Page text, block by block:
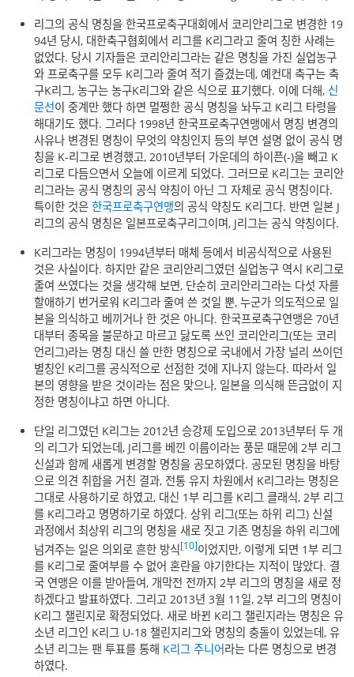
리그의 공식 명칭을 한국프로축구대회에서 코리안리그로 변경한 19
94년 당시, 대한축구협회에서 리그를 K리그라고 줄여 칭한 사례는
없었다. 당시 기자들은 코리안리그라는 같은 명칭을 가진 실업농구
와 프로축구를 모두 K리그라 줄여 적기 즐겼는데, 예컨대 축구는 축
구K리그, 농구는 농구K리그와 같은 식으로 표기했다. 이에 더해, 신
문선이 중계만 했다 하면 멀쩡한 공식 명칭을 놔두고 K리그 타령을
해대기도 했다. 그러다 1998년 한국프로축구연맹에서 명칭 변경의
사유나 변경된 명칭이 무엇의 약칭인지 등의 부연 설명 없이 공식 명
칭을 K-리그로 변경했고, 2010년부터 가운데의 하이픈(-)을 빼고 K
리그로 다듬으면서 오늘에 이르게 되었다. 그러므로 K리그는 코리안
리그라는 공식 명칭의 공식 약칭이 아닌 그 자체로 공식 명칭이다.
특이한 것은한국프로축구연맹의 공식 약칭도 K리그다. 반면 일본 J
리그의 공식 명칭은 일본프로축구리그이며, J리그는 공식 약칭이다.
K리그라는 명칭이 1994년부터 매체 등에서 비공식적으로 사용된
것은 사실이다. 하지만 같은 코리안리그였던 실업농구 역시 K리그로
줄여 쓰였다는 것을 생각해 보면, 단순히 코리안리그라는 다섯 자를
할애하기 번거로워 K리그라 줄여 쓴 것일 뿐, 누군가 의도적으로 일
본을 의식하고 베끼거나 한 것은 아니다. 한국프로축구연맹은 70년
대부터 종목을 불문하고 마르고 닳도록 쓰인 코리안리그(또는 코리
언리그)라는 명칭 대신 쓸 만한 명칭으로 국내에서 가장 널리 쓰이던
별칭인 K리그를 공식적으로 선점한 것에 지나지 않는다. 따라서 일
본의 영향을 받은 것이라는 점은 맞으나, 일본을 의식해 뜬금없이 지
정한 명칭이냐고 하면 아니다.
단일 리그였던 K리그는 2012년 승강제 도입으로 2013년부터 두 개
의 리그가 되었는데, J리그를 베낀 이름이라는 풍문 때문에 2부 리그
신설과 함께 새롭게 변경할 명칭을 공모하였다. 공모된 명칭을 바탕
으로 의견 취합을 거친 결과, 전통 유지 차원에서 K리그라는 명칭은
그대로 사용하기로 하였고, 대신 1부 리그를 K리그 클래식, 2부 리그
를 K리그라고 명명하기로 하였다. 상위 리그(또는 하위 리그) 신설
과정에서 최상위 리그의 명칭을 새로 짓고 기존 명칭을 하위 리그에
넘겨주는 일은 의외로 흔한 방식[10]이었지만, 이렇게 되면 1부 리그
를 K리그로 줄여부를 수 없어 혼란을 야기한다는 지적이 많았다. 결
국 연맹은 이를 받아들여, 개막전 전까지 2부 리그의 명칭을 새로 정
하겠다고 발표하였다. 그리고 2013년 3월 11일, 2부 리그의 명칭이
K리그 챌린지로 확정되었다. 새로 바뀐 K리그 챌린지라는 명칭은 유
소년 리그인 K리그 U-18 챌린지리그와 명칭의 충돌이 있었는데, 유
소년 리그는 팬 투표를 통해 K리그 주니어라는 다른 명칭으로 변경
하였다.